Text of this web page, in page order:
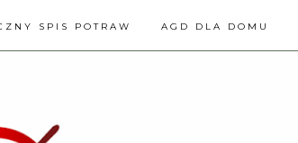
SPIS POTRAW AGD DLA DOMU